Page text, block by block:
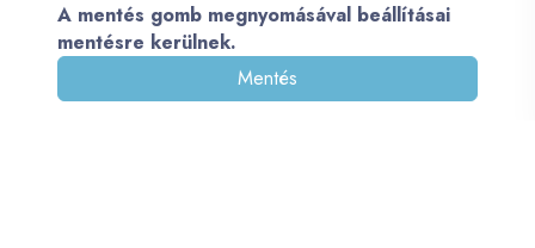
A mentés gomb megnyomásával beállításai
mentésre kerülnek.
Mentés
© 2026 - Pécsi PC - All Rights Reserved. Development by